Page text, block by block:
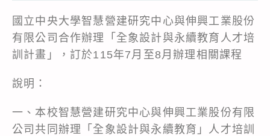
國立中央大學智慧營建研究中心與伸興工業股份
有限公司合作辦理「全象設計與永續教育人才培
訓計畫」，訂於115年7月至8月辦理相關課程
說明：
一、本校智慧營建研究中心與伸興工業股份有限
公司共同辦理「全象設計與永續教育」人才培訓